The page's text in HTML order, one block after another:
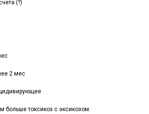
(?)
2 мес
больше токсикоз с эксикозом.